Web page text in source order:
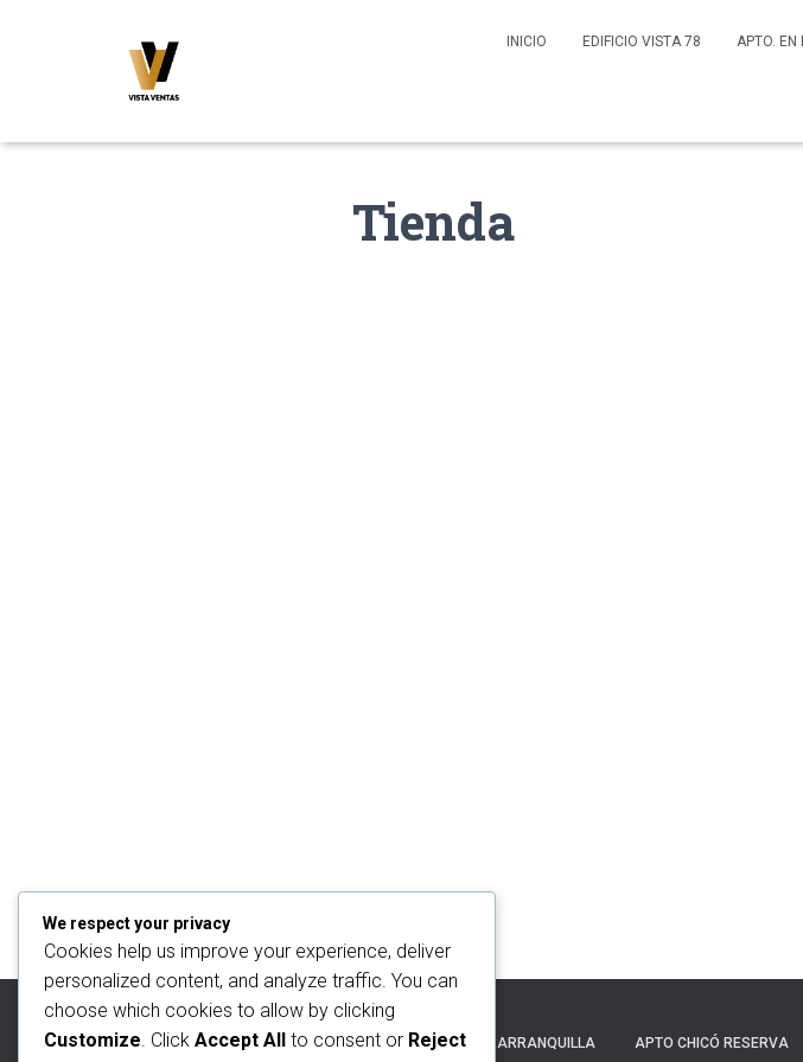
INICIO EDIFICIO VISTA 78 APTO. EN
Tienda
INICIO EDIFICIO VISTA 78 APTO. EN BARRANQUILLA APTO CHICÓ RESERVA
We respect your privacy
Cookies help us improve your experience, deliver
personalized content, and analyze traffic. You can
choose which cookies to allow by clicking
Customize. Click Accept All to consent or Reject